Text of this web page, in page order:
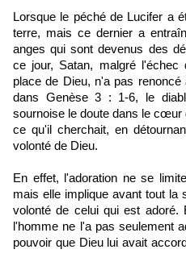
Lorsque le péché de Lucifer a
terre, mais ce dernier a
anges qui sont devenus des
ce jour, Satan, malgré
place de Dieu, n'a pas
dans Genèse 3 : 1-6, le
sournoise le doute dans le cœur
ce qu'il cherchait, en
volonté de Dieu.
En effet, l'adoration ne se
mais elle implique avant tout la
volonté de celui qui est adoré.
l'homme ne l'a pas seulement
pouvoir que Dieu lui avait